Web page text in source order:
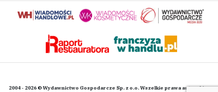
2004 - 2026 © Wydawnictwo Gospodarcze Sp. z o.o. Wszelkie prawa autorskie